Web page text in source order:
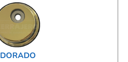
DORADO